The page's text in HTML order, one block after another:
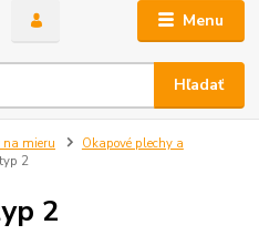
Menu
Hľadať
na mieru
Okapové plechy a
2
2